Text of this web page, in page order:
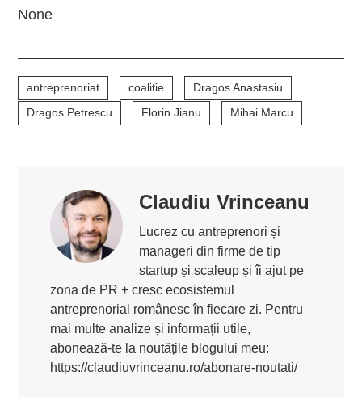
None
antreprenoriat coalitie
Dragos Anastasiu
Dragos Petrescu
Florin Jianu Mihai Marcu
Claudiu Vrinceanu
Lucrez cu antreprenori și
manageri din firme de tip
startup și scaleup și îi ajut pe
zona de PR + cresc ecosistemul
antreprenorial românesc în fiecare zi. Pentru
mai multe analize și informații utile,
abonează-te la noutățile blogului meu:
https://claudiuvrinceanu.ro/abonare-noutati/